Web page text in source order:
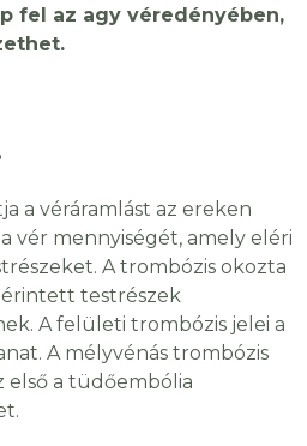
fel az agy véredényében,
a véráramlást az ereken
vér mennyiségét, amely eléri
A trombózis okozta
érintett testrészek
A felületi trombózis jelei a
A mélyvénás trombózis
a tüdőembólia